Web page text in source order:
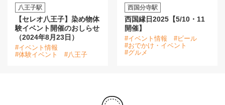
八王子駅
【セレオ八王子】染め物体
験イベント開催のおしらせ
（2024年8月23日）
#イベント情報
#体験イベント
#八王子
西国分寺駅
西国縁日2025【5/10・11
開催】
#イベント情報
#ビール
#おでかけ・イベント
#グルメ